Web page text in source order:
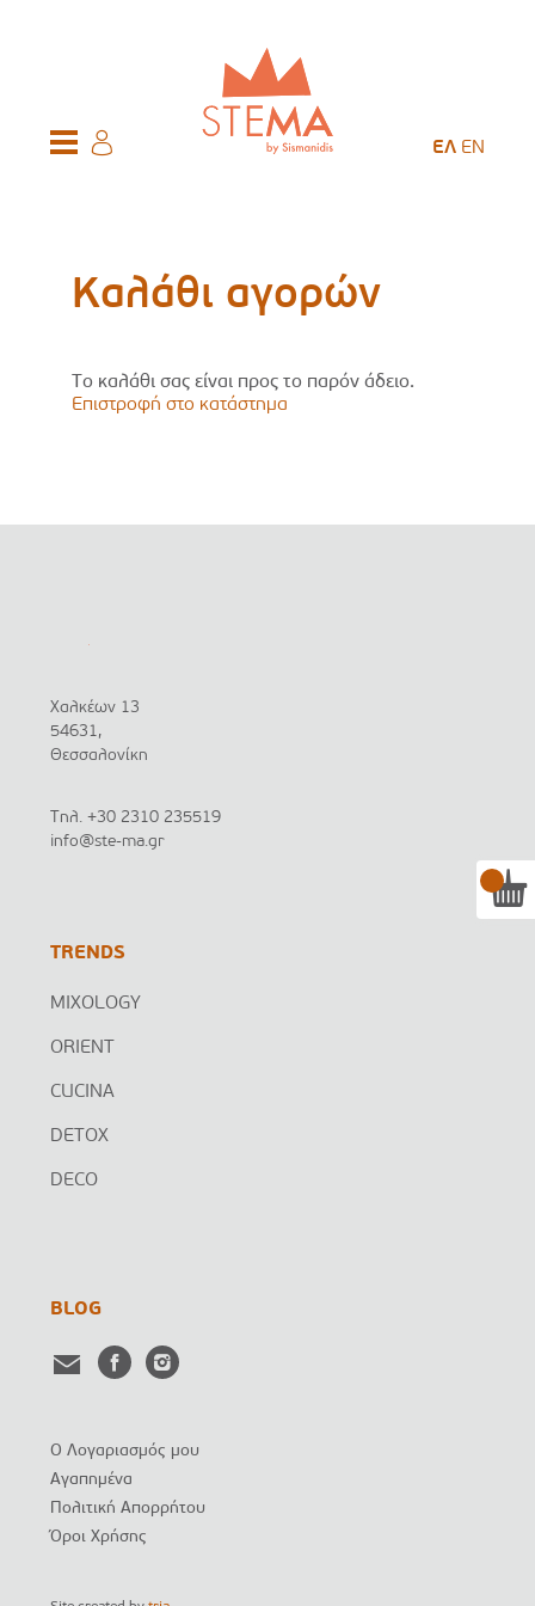
ΕΛ EN
Καλάθι αγορών
Το καλάθι σας είναι προς το παρόν άδειο.
Επιστροφή στο κατάστημα
TRENDS
MIXOLOGY
ORIENT
CUCINA
DETOX
DECO
Χαλκέων 13
54631,
Θεσσαλονίκη
Τηλ. +30 2310 235519
info@ste-ma.gr
BLOG
Ο Λογαριασμός μου
Αγαπημένα
Πολιτική Απορρήτου
Όροι Χρήσης